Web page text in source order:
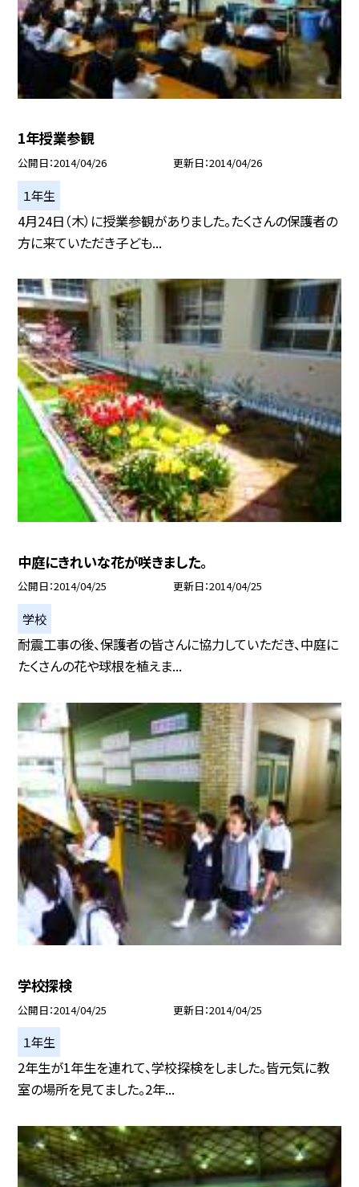
1年授業参観
公開日 2014/04/26 更新日 2014/04/26
１年生
4月24日（木）に授業参観がありました。たくさんの保護者の
方に来ていただき子ども...
中庭にきれいな花が咲きました。
公開日 2014/04/25 更新日 2014/04/25
学校
耐震工事の後、保護者の皆さんに協力していただき、中庭に
たくさんの花や球根を植えま...
学校探検
公開日 2014/04/25 更新日 2014/04/25
１年生
2年生が1年生を連れて、学校探検をしました。皆元気に教
室の場所を見てました。2年...